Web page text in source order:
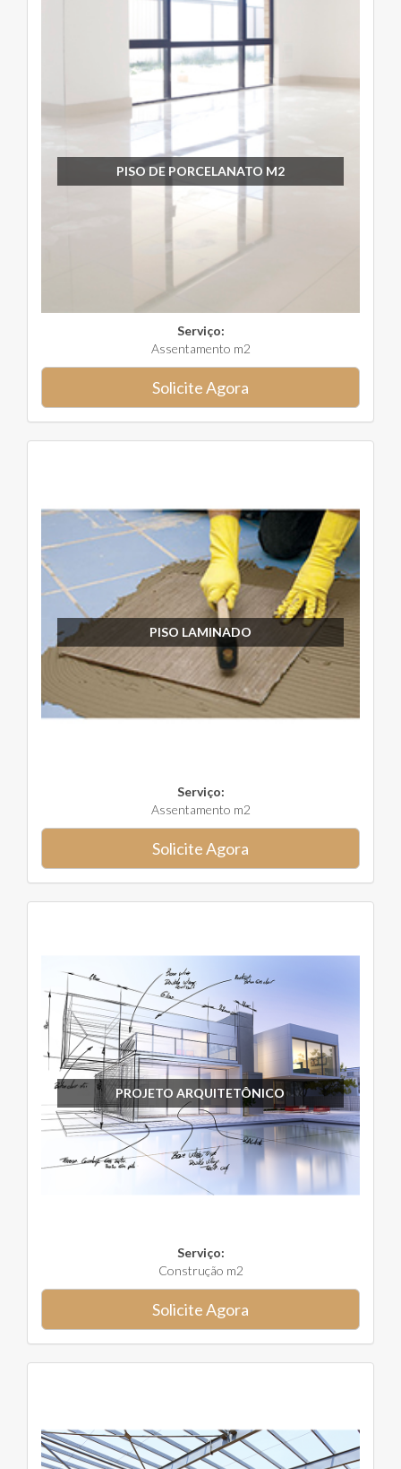
PISO DE PORCELANATO M2
Serviço:
Assentamento m2
Solicite Agora
PISO LAMINADO
Serviço:
Assentamento m2
Solicite Agora
PROJETO ARQUITETÔNICO
Serviço:
Construção m2
Solicite Agora